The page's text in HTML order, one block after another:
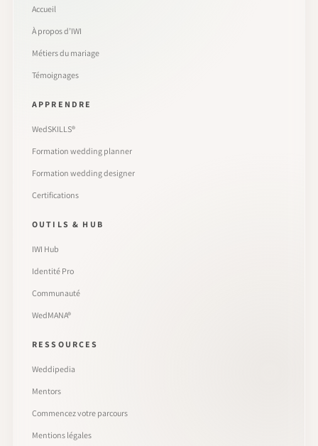
Accueil
À propos d’IWI
Métiers du mariage
Témoignages
APPRENDRE
WedSKILLS®
Formation wedding planner
Formation wedding designer
Certifications
OUTILS & HUB
IWI Hub
Identité Pro
Communauté
WedMANA®
RESSOURCES
Weddipedia
Mentors
Commencez votre parcours
Mentions légales